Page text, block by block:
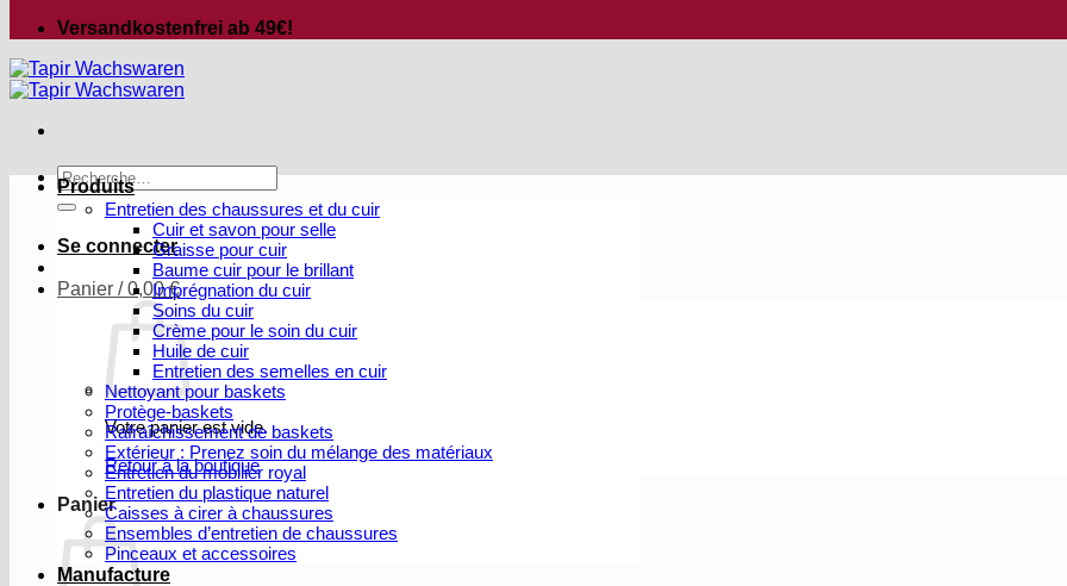
Versandkostenfrei ab 49€!
Recherche
pour :
Se connecter
Panier /0,00€
Votre panier est vide.
Retour à la boutique
Panier
Produits
Entretien des chaussures et du cuir
Cuir et savon pour selle
Graisse pour cuir
Baume cuir pour le brillant
Imprégnation du cuir
Soins du cuir
Crème pour le soin du cuir
Huile de cuir
Entretien des semelles en cuir
Nettoyant pour baskets
Protège-baskets
Rafraîchissement de baskets
Extérieur : Prenez soin du mélange des matériaux
Entretien du mobilier royal
Entretien du plastique naturel
Caisses à cirer à chaussures
Ensembles d’entretien de chaussures
Pinceaux et accessoires
Manufacture